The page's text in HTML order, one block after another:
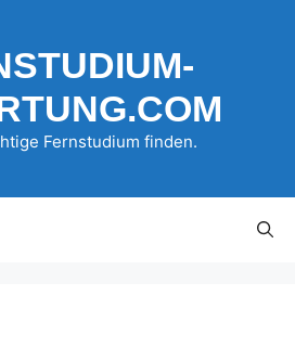
Fernstudium finden.